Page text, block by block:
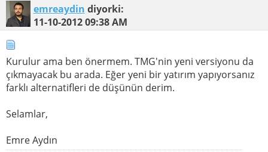
emreaydin diyorki:
11-10-201209:38 AM
Kurulur ama ben önermem. TMG'nin yeni versiyonu da
çıkmayacak bu arada. Eğer yeni bir yatırım yapıyorsanız
farklı alternatifleri de düşünün derim.
Selamlar,
Emre Aydın